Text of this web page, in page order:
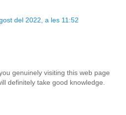
del 2022, a les 11:52
genuinely visiting this web page
definitely take good knowledge.